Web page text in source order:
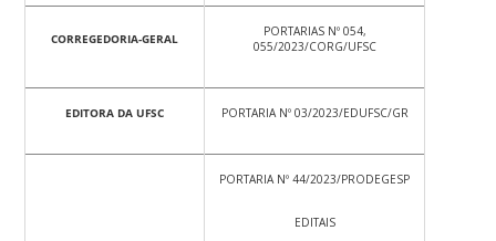
CORREGEDORIA-GERAL
PORTARIAS Nº 054,
055/2023/CORG/UFSC
EDITORA DA UFSC PORTARIA Nº 03/2023/EDUFSC/GR
PORTARIA Nº 44/2023/PRODEGESP
EDITAIS